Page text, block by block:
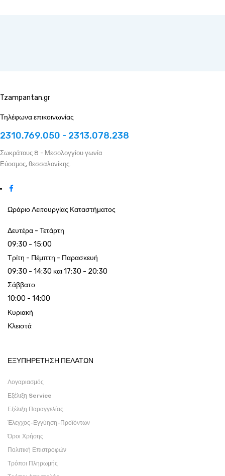
Tzampantan.gr
Τηλέφωνα επικοινωνίας
2310.769.050 - 2313.078.238
Σωκράτους 8 - Μεσολογγίου γωνία
Εύοσμος, θεσσαλονίκης.
Ωράριο Λειτουργίας Καταστήματος
Δευτέρα - Τετάρτη
09:30 - 15:00
Τρίτη - Πέμπτη - Παρασκευή
09:30 - 14:30 και 17:30 - 20:30
Σάββατο
10:00 - 14:00
Κυριακή
Κλειστά
ΕΞΥΠΗΡΕΤΗΣΗ ΠΕΛΑΤΩΝ
Λογαριασμός
Εξέλιξη Service
Εξέλιξη Παραγγελίας
Έλεγχος-Εγγύηση-Προϊόντων
Όροι Χρήσης
Πολιτική Επιστροφών
Τρόποι Πληρωμής